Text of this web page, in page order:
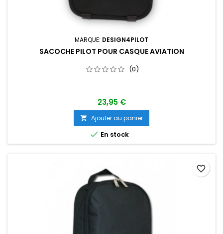
MARQUE: DESIGN4PILOT
SACOCHE PILOT POUR CASQUE AVIATION
(0)
23,95 €
 Ajouter au panier
 En stock
favorite_border